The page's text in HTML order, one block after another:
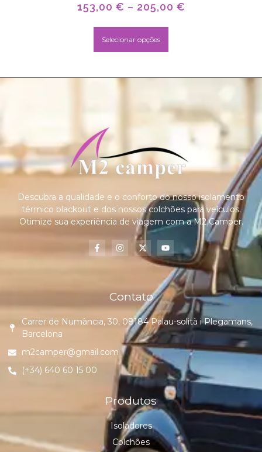
153,00 € – 205,00 €
Selecionar opções
Descubra a qualidade e o conforto do nosso isolamento
térmico blackout e dos nossos colchões para veículos.
Otimize sua experiência de viagem com a M2 Camper.
Contato
Carrer de Numància, 30, 08184 Palau-solità i Plegamans,
Barcelona
m2camper@gmail.com
(+34) 640 60 15 00
Produtos
Isoladores
Colchões